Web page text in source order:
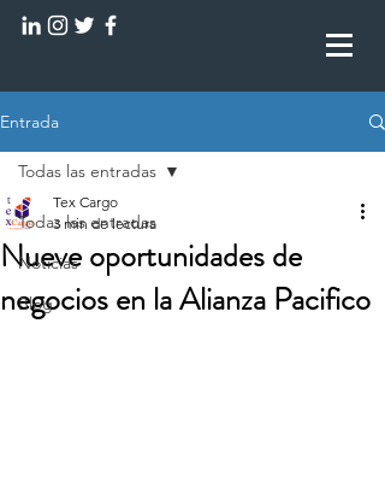
Entrada
Todas las entradas
Noticias
Blog
Todas las entradas
Nueve oportunidades de
negocios en la Alianza Pacifico
Tex Cargo
3 min de lectura